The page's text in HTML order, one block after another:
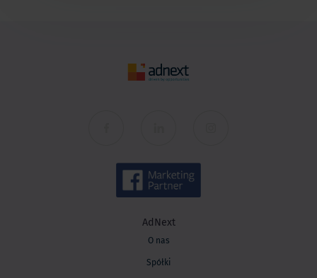
AdNext
O nas
Spółki